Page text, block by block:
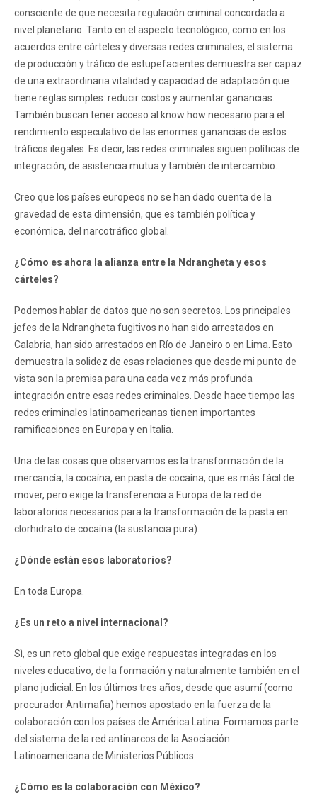
consciente de que necesita regulación criminal concordada a
nivel planetario. Tanto en el aspecto tecnológico, como en los
acuerdos entre cárteles y diversas redes criminales, el sistema
de producción y tráfico de estupefacientes demuestra ser capaz
de una extraordinaria vitalidad y capacidad de adaptación que
tiene reglas simples: reducir costos y aumentar ganancias.
También buscan tener acceso al know how necesario para el
rendimiento especulativo de las enormes ganancias de estos
tráficos ilegales. Es decir, las redes criminales siguen políticas de
integración, de asistencia mutua y también de intercambio.
Creo que los países europeos no se han dado cuenta de la
gravedad de esta dimensión, que es también política y
económica, del narcotráfico global.
¿Cómo es ahora la alianza entre la Ndrangheta y esos
cárteles?
Podemos hablar de datos que no son secretos. Los principales
jefes de la Ndrangheta fugitivos no han sido arrestados en
Calabria, han sido arrestados en Río de Janeiro o en Lima. Esto
demuestra la solidez de esas relaciones que desde mi punto de
vista son la premisa para una cada vez más profunda
integración entre esas redes criminales. Desde hace tiempo las
redes criminales latinoamericanas tienen importantes
ramificaciones en Europa y en Italia.
Una de las cosas que observamos es la transformación de la
mercancía, la cocaína, en pasta de cocaína, que es más fácil de
mover, pero exige la transferencia a Europa de la red de
laboratorios necesarios para la transformación de la pasta en
clorhidrato de cocaína (la sustancia pura).
¿Dónde están esos laboratorios?
En toda Europa.
¿Es un reto a nivel internacional?
Sì, es un reto global que exige respuestas integradas en los
niveles educativo, de la formación y naturalmente también en el
plano judicial. En los últimos tres años, desde que asumí (como
procurador Antimafia) hemos apostado en la fuerza de la
colaboración con los países de América Latina. Formamos parte
del sistema de la red antinarcos de la Asociación
Latinoamericana de Ministerios Públicos.
¿Cómo es la colaboración con México?